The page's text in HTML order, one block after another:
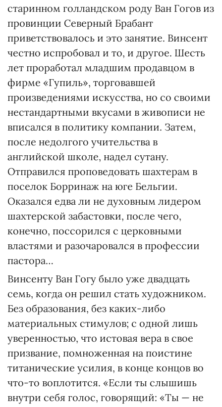
старинном голландском роду Ван Гогов из
провинции Северный Брабант
приветствовалось и это занятие. Винсент
честно испробовал и то, и другое. Шесть
лет проработал младшим продавцом в
фирме «Гупиль», торговавшей
произведениями искусства, но со своими
нестандартными вкусами в живописи не
вписался в политику компании. Затем,
после недолгого учительства в
английской школе, надел сутану.
Отправился проповедовать шахтерам в
поселок Борринаж на юге Бельгии.
Оказался едва ли не духовным лидером
шахтерской забастовки, после чего,
конечно, поссорился с церковными
властями и разочаровался в профессии
пастора…
Винсенту Ван Гогу было уже двадцать
семь, когда он решил стать художником.
Без образования, без каких-либо
материальных стимулов; с одной лишь
уверенностью, что истовая вера в свое
призвание, помноженная на поистине
титанические усилия, в конце концов во
что-то воплотится. «Если ты слышишь
внутри себя голос, говорящий: «Ты — не